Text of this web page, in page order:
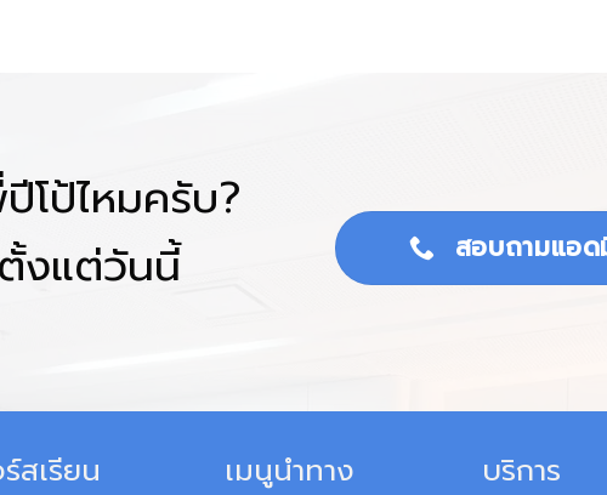
โป้ไหมครับ?
ตั้งแต่วันนี้
สอบถามแอ
สเรียน เมนูนำทาง บริการ